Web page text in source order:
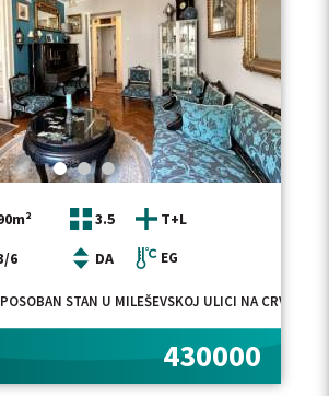
3.5
T+L
6
DA EG
STAN U MILEŠEVSKOJ ULICI NA
430000